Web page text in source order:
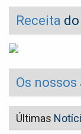
Receita
Os nossos
Últimas